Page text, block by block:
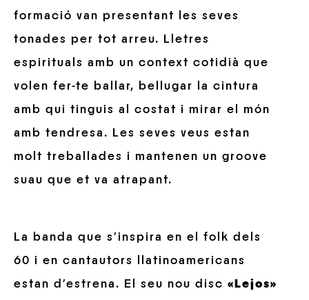
formació van presentant les seves
tonades per tot arreu. Lletres
espirituals amb un context cotidià que
volen fer-te ballar, bellugar la cintura
amb qui tinguis al costat i mirar el món
amb tendresa. Les seves veus estan
molt treballades i mantenen un groove
suau que et va atrapant.
La banda que s’inspira en el folk dels
60 i en cantautors llatinoamericans
estan d’estrena. El seu nou disc «Lejos»